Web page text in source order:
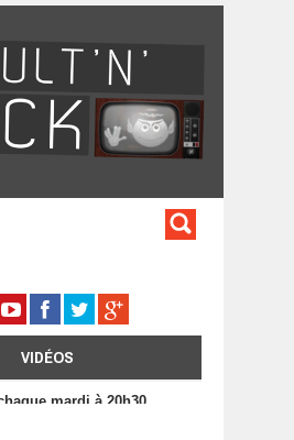
VIDÉOS
mardi à 20h30